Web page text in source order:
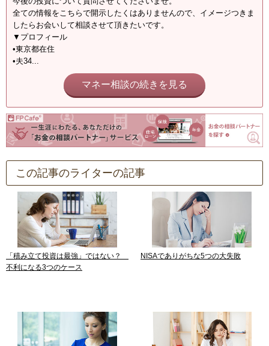
全ての情報をこちらで開示したくはありませんので、イメージつきま
したらお会いして相談させて頂きたいです。
▼プロフィール
•東京都在住
•夫34...
マネー相談の続きを見る
この記事のライターの記事
「積み立て投資は最強」ではない？
不利になる3つのケース
NISAでありがちな5つの大失敗